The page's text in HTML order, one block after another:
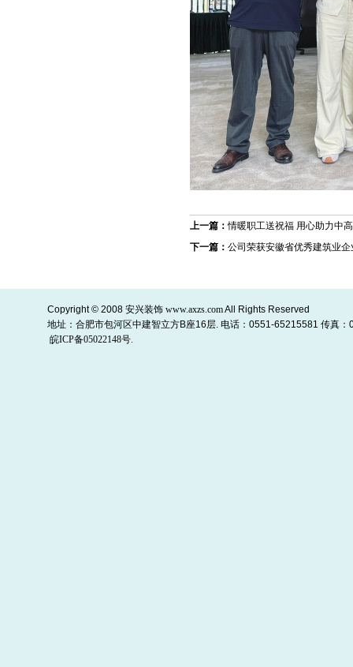
上一篇：情暖职工送祝福 用心助力中
下一篇： 公司荣获安徽省优秀建筑业企
Copyright © 2008 安兴装饰 www.axzs.comAll Rights Reserved
地址：合肥市包河区中建智立方B座16层. 电话：0551-65215581 传真
皖ICP备05022148号.